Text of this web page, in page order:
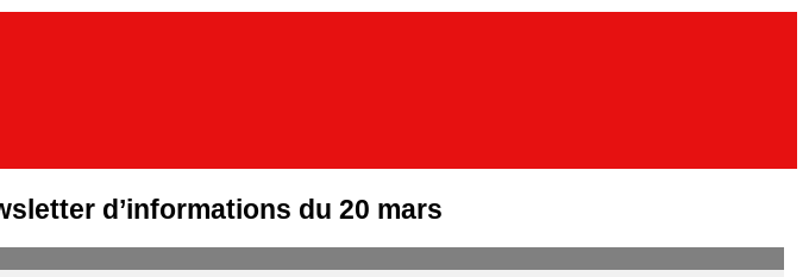
d’informations du 20 mars